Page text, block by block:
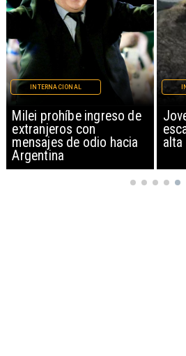
Milei prohíbe ingreso de
extranjeros con
mensajes de odio hacia
Argentina
INTERNACIONAL
alta